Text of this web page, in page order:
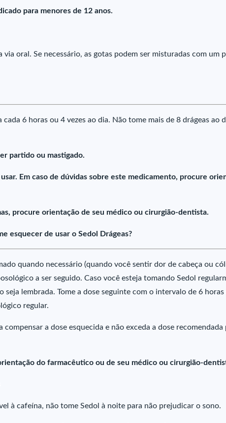
para menores de 12 anos.
via oral. Se necessário, as gotas podem ser misturadas com um
cada 6 horas ou 4 vezes ao dia. Não tome mais de 8 drágeas ao
partido ou mastigado.
Em caso de dúvidas sobre este medicamento, procure
procure orientação de seu médico ou cirurgião-dentista.
esquecer de usar o Sedol Drágeas?
quando necessário (quando você sentir dor de cabeça ou
a ser seguido. Caso você esteja tomando Sedol
seja lembrada. Tome a dose seguinte com o intervalo de 6 horas
regular.
compensar a dose esquecida e não exceda a dose recomendada
do farmacêutico ou de seu médico ou cirurgião-
à cafeína, não tome Sedol à noite para não prejudicar o sono.